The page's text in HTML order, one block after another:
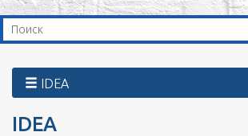
IDEA
IDEA